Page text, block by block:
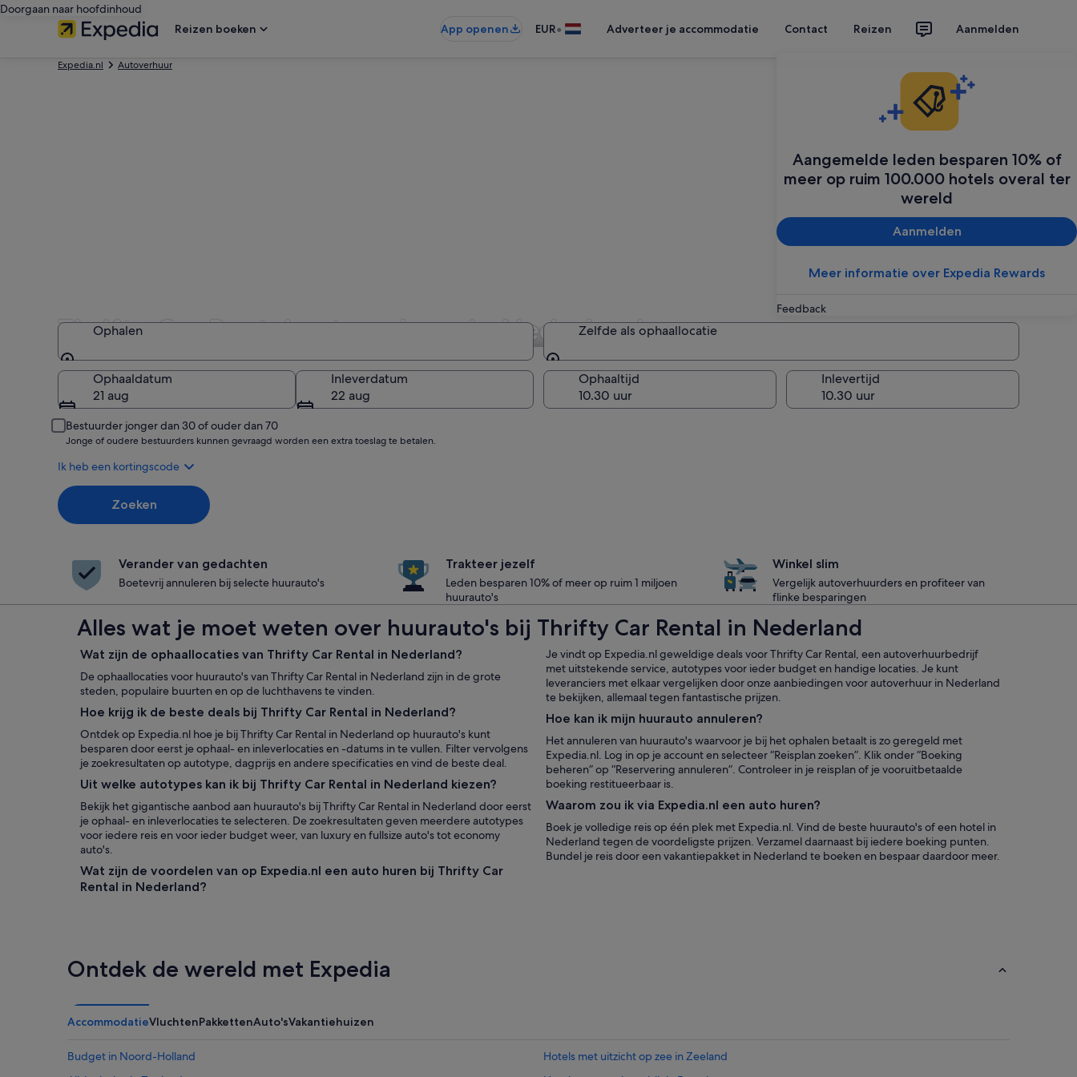
Doorgaan naar hoofdinhoud
Reizen boeken
App openen EUR• Adverteer je accommodatie Contact Reizen Aanmelden
Aangemelde leden besparen 10% of
meer op ruim 100.000 hotels overal ter
wereld
Aanmelden
Meer informatie over Expedia Rewards
Feedback
Expedia.nl Autoverhuur
Thrifty Car Rental autoverhuur in Nederland
Ophalen
Ophalen
Zelfde als ophaallocatie
Zelfde als ophaallocatie
Ophaaldatum
21 aug
Inleverdatum
22 aug
Ophaaltijd Inlevertijd
Bestuurder jonger dan 30 of ouder dan 70
Jonge of oudere bestuurders kunnen gevraagd worden een extra toeslag te betalen.
Ik heb een kortingscode
Zoeken
Verander van gedachten
Boetevrij annuleren bij selecte huurauto's
Trakteer jezelf
Leden besparen 10% of meer op ruim 1 miljoen
huurauto's
Winkel slim
Vergelijk autoverhuurders en profiteer van
flinke besparingen
Alles wat je moet weten over huurauto's bij Thrifty Car Rental in Nederland
Wat zijn de ophaallocaties van Thrifty Car Rental in Nederland?
De ophaallocaties voor huurauto's van Thrifty Car Rental in Nederland zijn in de grote
steden, populaire buurten en op de luchthavens te vinden.
Hoe krijg ik de beste deals bij Thrifty Car Rental in Nederland?
Ontdek op Expedia.nl hoe je bij Thrifty Car Rental in Nederland op huurauto's kunt
besparen door eerst je ophaal- en inleverlocaties en -datums in te vullen. Filter vervolgens
je zoekresultaten op autotype, dagprijs en andere specificaties en vind de beste deal.
Uit welke autotypes kan ik bij Thrifty Car Rental in Nederland kiezen?
Bekijk het gigantische aanbod aan huurauto's bij Thrifty Car Rental in Nederland door eerst
je ophaal- en inleverlocaties te selecteren. De zoekresultaten geven meerdere autotypes
voor iedere reis en voor ieder budget weer, van luxury en fullsize auto's tot economy
auto's.
Wat zijn de voordelen van op Expedia.nl een auto huren bij Thrifty Car
Rental in Nederland?
Je vindt op Expedia.nl geweldige deals voor Thrifty Car Rental, een autoverhuurbedrijf
met uitstekende service, autotypes voor ieder budget en handige locaties. Je kunt
leveranciers met elkaar vergelijken door onze aanbiedingen voor autoverhuur in Nederland
te bekijken, allemaal tegen fantastische prijzen.
Hoe kan ik mijn huurauto annuleren?
Het annuleren van huurauto's waarvoor je bij het ophalen betaalt is zo geregeld met
Expedia.nl. Log in op je account en selecteer “Reisplan zoeken”. Klik onder “Boeking
beheren” op “Reservering annuleren”. Controleer in je reisplan of je vooruitbetaalde
boeking restitueerbaar is.
Waarom zou ik via Expedia.nl een auto huren?
Boek je volledige reis op één plek met Expedia.nl. Vind de beste huurauto's of een hotel in
Nederland tegen de voordeligste prijzen. Verzamel daarnaast bij iedere boeking punten.
Bundel je reis door een vakantiepakket in Nederland te boeken en bespaar daardoor meer.
Ontdek de wereld met Expedia
AccommodatieVluchtenPakkettenAuto'sVakantiehuizen
Budget in Noord-Holland
Hotels met uitzicht op zee in Zeeland